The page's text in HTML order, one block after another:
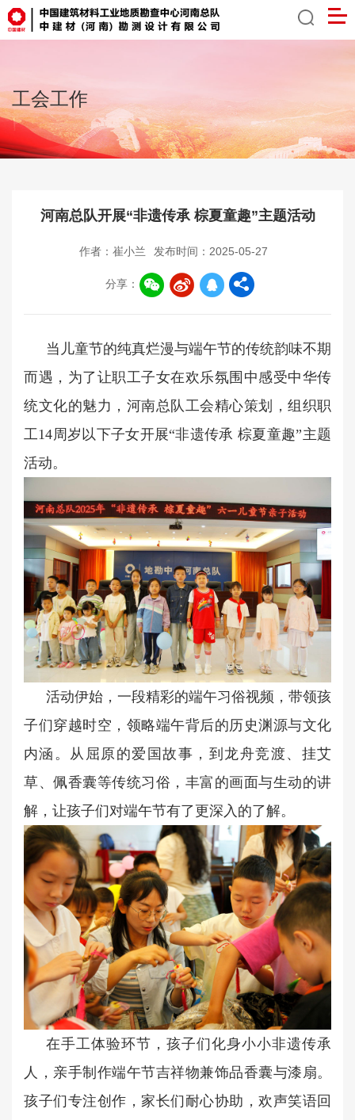
工会工作
河南总队开展“非遗传承 棕夏童趣”主题活动
作者：崔小兰 发布时间：2025-05-27
分享：
当儿童节的纯真烂漫与端午节的传统韵味不期
而遇，为了让职工子女在欢乐氛围中感受中华传
统文化的魅力，河南总队工会精心策划，组织职
工14周岁以下子女开展“非遗传承 棕夏童趣”主题
活动。
活动伊始，一段精彩的端午习俗视频，带领孩
子们穿越时空，领略端午背后的历史渊源与文化
内涵。从屈原的爱国故事，到龙舟竞渡、挂艾
草、佩香囊等传统习俗，丰富的画面与生动的讲
解，让孩子们对端午节有了更深入的了解。
在手工体验环节，孩子们化身小小非遗传承
人，亲手制作端午节吉祥物兼饰品香囊与漆扇。
孩子们专注创作，家长们耐心协助，欢声笑语回